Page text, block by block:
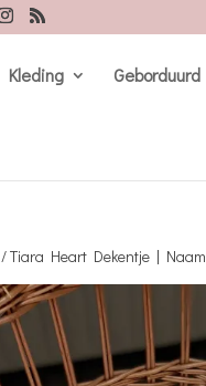
Kleding Geborduurd
/ Tiara Heart Dekentje | Naam